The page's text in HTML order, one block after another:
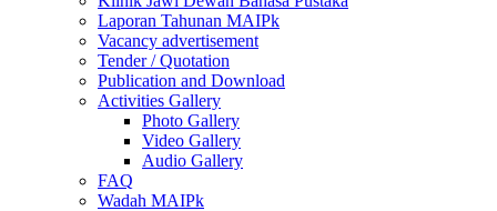
Laporan Tahunan MAIPk
Vacancy advertisement
Tender / Quotation
Publication and Download
Activities Gallery
Photo Gallery
Video Gallery
Audio Gallery
FAQ
Wadah MAIPk